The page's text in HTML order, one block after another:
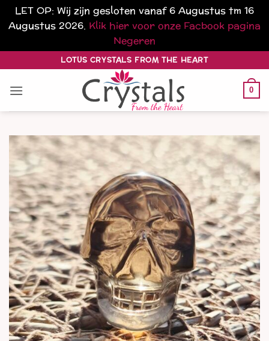
LET OP: Wij zijn gesloten vanaf 6 Augustus tm 16
Augustus 2026. Klik hier voor onze Facbook pagina
Negeren
naar
inhoud
LOTUS CRYSTALS FROM THE HEART
0